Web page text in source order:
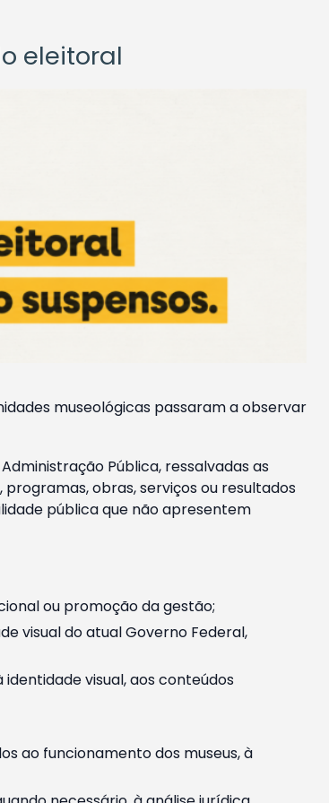
eleitoral
museológicas passaram a observar
Pública, ressalvadas as
obras, serviços ou resultados
pública que não apresentem
ou promoção da gestão;
visual do atual Governo Federal,
visual, aos conteúdos
ao funcionamento dos museus, à